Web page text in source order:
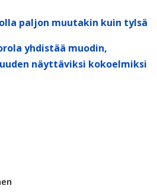
paljon muutakin kuin tylsä
yhdistää muodin,
näyttäviksi kokoelmiksi